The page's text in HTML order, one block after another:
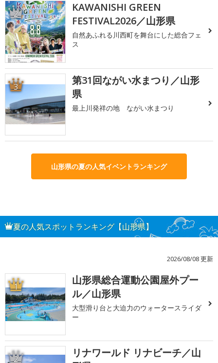
2
KAWANISHI GREEN
FESTIVAL2026／山形県
自然あふれる川西町を舞台にした総合フェ
ス
3
第31回ながい水まつり／山形
県
最上川発祥の地 ながい水まつり
山形県の夏の人気イベントランキング
夏の人気スポットランキング【山形県】
2026/08/08 更新
1
山形県総合運動公園屋外プー
ル／山形県
大型滑り台と大迫力のウォータースライダ
ー
2
リナワールド リナビーチ／山